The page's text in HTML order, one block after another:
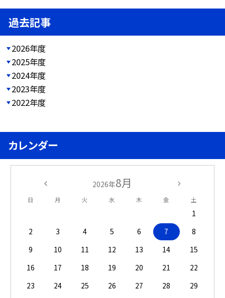
過去記事
2026年度
2025年度
2024年度
2023年度
2022年度
カレンダー
2026年8月
日 月 火 水 木 金 土
1
2
3 4 5 6 7
8
9
10 11 12 13 14
15
16
17 18 19 20 21
22
23
24 25 26 27 28
29